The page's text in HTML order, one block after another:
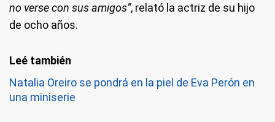
no verse con sus amigos”, relató la actriz de su hijo
de ocho años.
Natalia Oreiro se pondrá en la piel de Eva Perón en
una miniserie